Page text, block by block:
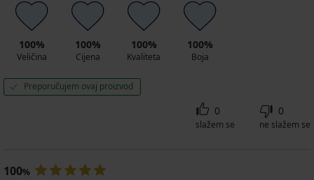
100%
Veličina
100%
Cijena
100%
Kvaliteta
100%
Boja
Preporučujem ovaj proizvod
0
slažem se
0
ne slažem se
100%